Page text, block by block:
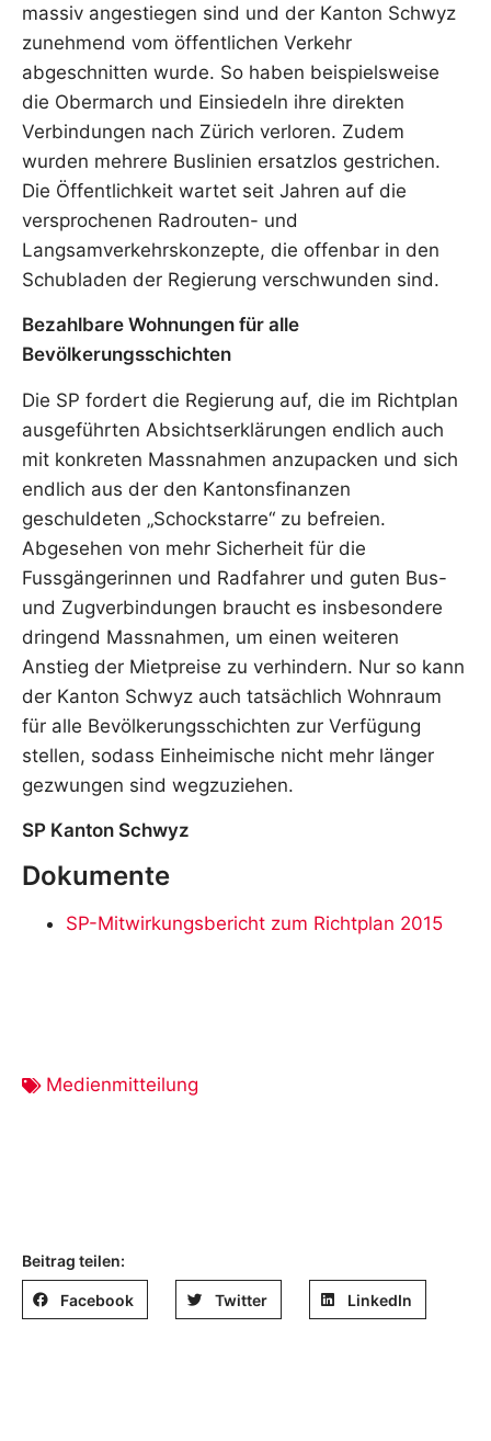
massiv angestiegen sind und der Kanton Schwyz
zunehmend vom öffentlichen Verkehr
abgeschnitten wurde. So haben beispielsweise
die Obermarch und Einsiedeln ihre direkten
Verbindungen nach Zürich verloren. Zudem
wurden mehrere Buslinien ersatzlos gestrichen.
Die Öffentlichkeit wartet seit Jahren auf die
versprochenen Radrouten- und
Langsamverkehrskonzepte, die offenbar in den
Schubladen der Regierung verschwunden sind.
Bezahlbare Wohnungen für alle
Bevölkerungsschichten
Die SP fordert die Regierung auf, die im Richtplan
ausgeführten Absichtserklärungen endlich auch
mit konkreten Massnahmen anzupacken und sich
endlich aus der den Kantonsfinanzen
geschuldeten „Schockstarre“ zu befreien.
Abgesehen von mehr Sicherheit für die
Fussgängerinnen und Radfahrer und guten Bus-
und Zugverbindungen braucht es insbesondere
dringend Massnahmen, um einen weiteren
Anstieg der Mietpreise zu verhindern. Nur so kann
der Kanton Schwyz auch tatsächlich Wohnraum
für alle Bevölkerungsschichten zur Verfügung
stellen, sodass Einheimische nicht mehr länger
gezwungen sind wegzuziehen.
SP Kanton Schwyz
Dokumente
SP-Mitwirkungsbericht zum Richtplan 2015
Medienmitteilung
Beitrag teilen:
Facebook Twitter LinkedIn